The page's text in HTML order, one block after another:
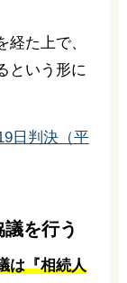
た上で、
という形に
日判決（平
を行う
は『相続人